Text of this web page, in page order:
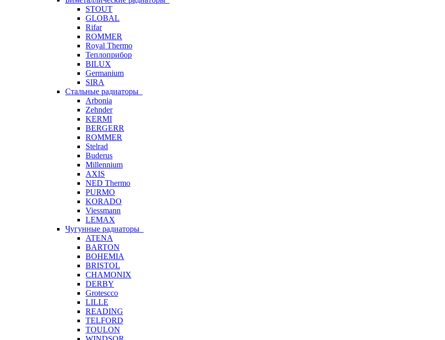
STOUT
GLOBAL
Rifar
ROMMER
Royal Thermo
Теплоприбор
BILUX
Germanium
SIRA
Стальные радиаторы
Arbonia
Zehnder
KERMI
BERGERR
ROMMER
Stelrad
Buderus
Millennium
AXIS
NED Thermo
PURMO
KORADO
Viessmann
LEMAX
Чугунные радиаторы
ATENA
BARTON
BOHEMIA
BRISTOL
CHAMONIX
DERBY
Grotescco
LILLE
READING
TELFORD
TOULON